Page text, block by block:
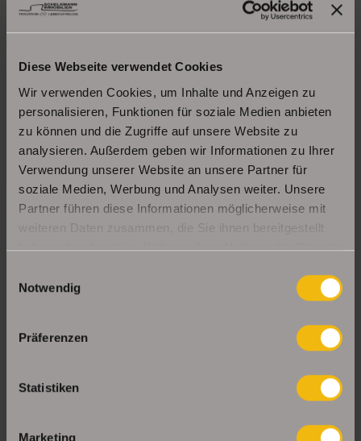
Diese Webseite verwendet Cookies
Wir verwenden Cookies, um Inhalte und Anzeigen zu
personalisieren, Funktionen für soziale Medien anbieten
zu können und die Zugriffe auf unsere Website zu
analysieren. Außerdem geben wir Informationen zu Ihrer
Verwendung unserer Website an unsere Partner für
soziale Medien, Werbung und Analysen weiter. Unsere
Partner führen diese Informationen möglicherweise mit
weiteren Daten zusammen, die Sie ihnen bereitgestellt
haben oder die sie im Rahmen Ihrer Nutzung der Dienste
Notwendig
Präferenzen
Statistiken
Marketing
Schöne Erdgeschosswohnung mit Balkon in
Erfurt Daberstedt
Moderne, bezugsbereite 1Raumwohnung mit
Einbauküche & Stellplatz
UNSERE PARTNER & AUSZEICHNUNGEN